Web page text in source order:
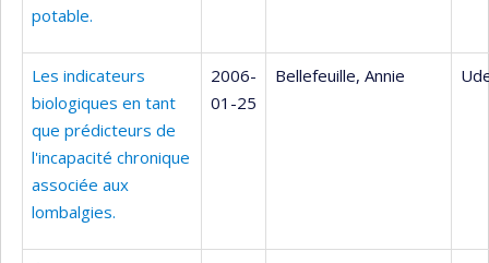
potable.
Les indicateurs
biologiques en tant
que prédicteurs de
l'incapacité chronique
associée aux
lombalgies.
2006-
01-25
Bellefeuille, Annie